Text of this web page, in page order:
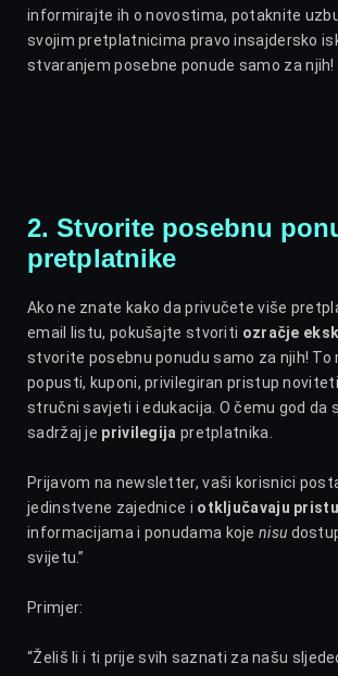
informirajte ih o novostima, potaknite
svojim pretplatnicima pravo insajdersko
stvaranjem posebne ponude samo za njih!
2. Stvorite posebnu
pretplatnike
Ako ne znate kako da privučete više
email listu, pokušajte stvoriti ozračje
stvorite posebnu ponudu samo za njih! To
popusti, kuponi, privilegiran pristup
stručni savjeti i edukacija. O čemu god da
sadržaj je privilegija pretplatnika.
Prijavom na newsletter, vaši korisnici
jedinstvene zajednice i otključavaju
informacijama i ponudama kojenisu
svijetu.”
Primjer:
“Želiš li i ti prije svih saznati za našu